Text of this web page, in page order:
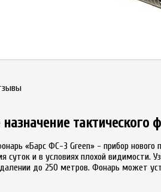
назначение тактического
«Барс ФС-3 Green» - прибор
суток и в условиях плохой видимости.
до 250 метров. Фонарь может